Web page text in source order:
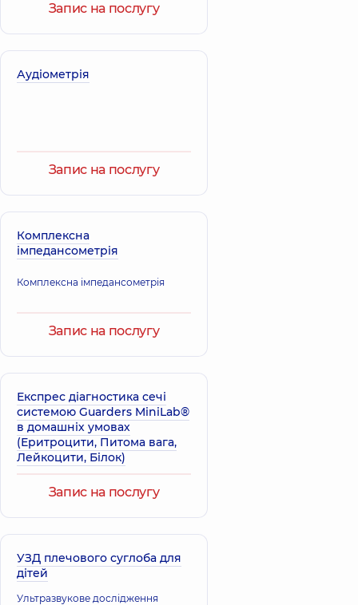
Запис на послугу
Аудіометрія
Запис на послугу
Комплексна
імпедансометрія
Комплексна імпедансометрія
Запис на послугу
Експрес діагностика сечі
системою Guarders MiniLab®
в домашніх умовах
(Еритроцити, Питома вага,
Лейкоцити, Бiлок)
Запис на послугу
УЗД плечового суглоба для
дітей
Ультразвукове дослідження